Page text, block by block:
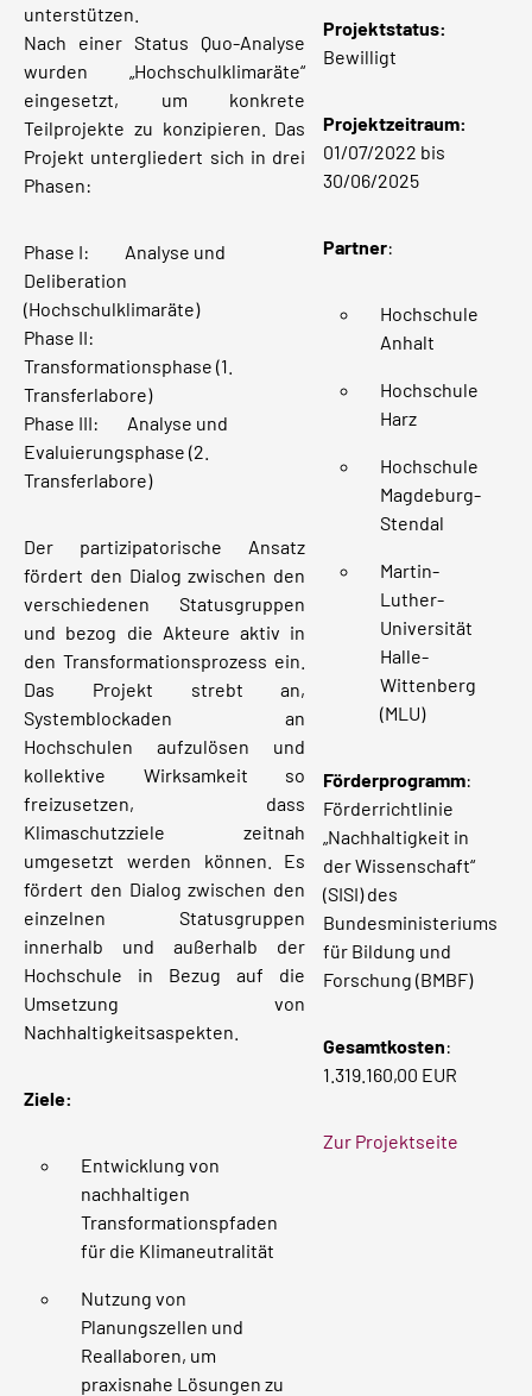
unterstützen.
Nach einer Status Quo-Analyse
wurden „Hochschulklimaräte“
eingesetzt, um konkrete
Teilprojekte zu konzipieren. Das
Projekt untergliedert sich in drei
Phasen:
Phase I: Analyse und
Deliberation
(Hochschulklimaräte)
Phase II:
Transformationsphase (1.
Transferlabore)
Phase III: Analyse und
Evaluierungsphase (2.
Transferlabore)
Der partizipatorische Ansatz
fördert den Dialog zwischen den
verschiedenen Statusgruppen
und bezog die Akteure aktiv in
den Transformationsprozess ein.
Das Projekt strebt an,
Systemblockaden an
Hochschulen aufzulösen und
kollektive Wirksamkeit so
freizusetzen, dass
Klimaschutzziele zeitnah
umgesetzt werden können. Es
fördert den Dialog zwischen den
einzelnen Statusgruppen
innerhalb und außerhalb der
Hochschule in Bezug auf die
Umsetzung von
Nachhaltigkeitsaspekten.
Ziele:
Entwicklung von
nachhaltigen
Transformationspfaden
für die Klimaneutralität
Nutzung von
Planungszellen und
Reallaboren, um
praxisnahe Lösungen zu
Projektstatus:
Bewilligt
Projektzeitraum:
01/07/2022 bis
30/06/2025
Partner:
Hochschule
Anhalt
Hochschule
Harz
Hochschule
Magdeburg-
Stendal
Martin-
Luther-
Universität
Halle-
Wittenberg
(MLU)
Förderprogramm:
Förderrichtlinie
„Nachhaltigkeit in
der Wissenschaft“
(SISI) des
Bundesministeriums
für Bildung und
Forschung (BMBF)
Gesamtkosten:
1.319.160,00 EUR
Zur Projektseite